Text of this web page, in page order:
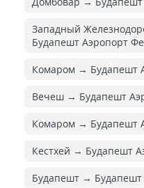
Западный
Будапешт Аэропорт
Комаром → Будапешт
Вечеш → Будапешт
Комаром → Будапешт
Кестхей → Будапешт
Будапешт →